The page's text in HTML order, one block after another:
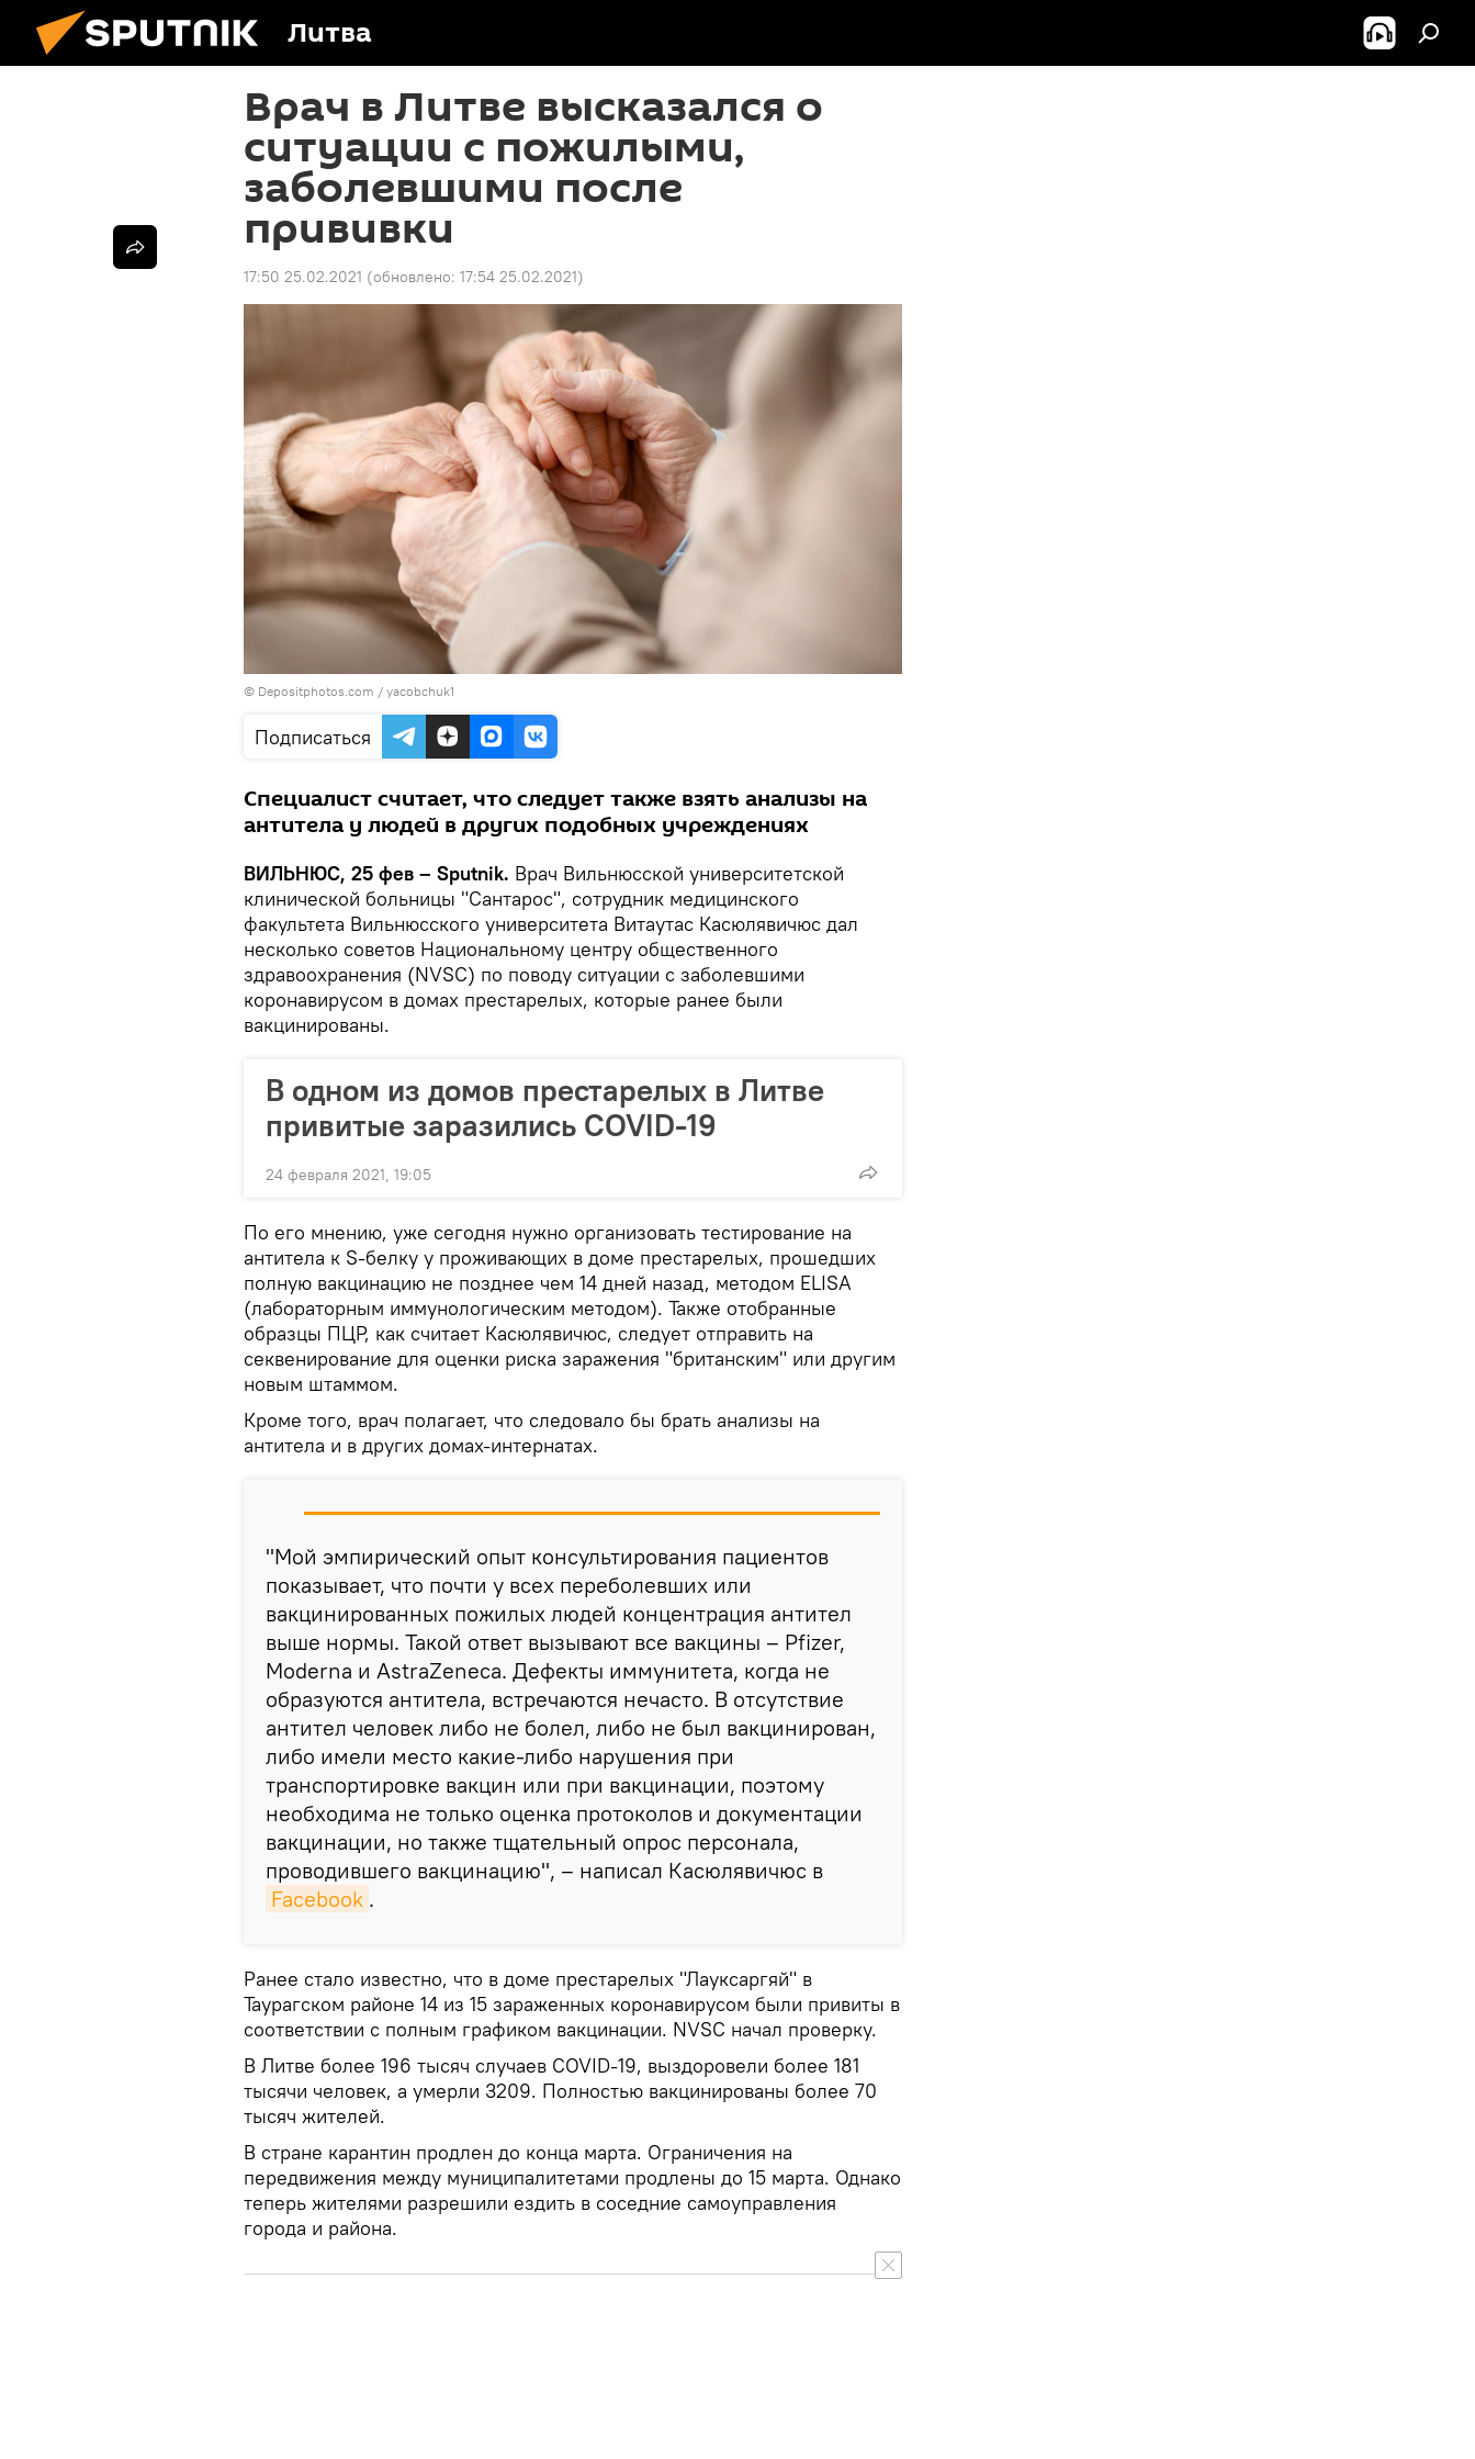
Литва
Врач в Литве высказался о
ситуации с пожилыми,
заболевшими после
прививки
17:50 25.02.2021 (обновлено: 17:54 25.02.2021)
© Depositphotos.com / yacobchuk1
Подписаться
Специалист считает, что следует также взять анализы на
антитела у людей в других подобных учреждениях
ВИЛЬНЮС, 25 фев – Sputnik. Врач Вильнюсской университетской
клинической больницы "Сантарос", сотрудник медицинского
факультета Вильнюсского университета Витаутас Касюлявичюс дал
несколько советов Национальному центру общественного
здравоохранения (NVSC) по поводу ситуации с заболевшими
коронавирусом в домах престарелых, которые ранее были
вакцинированы.
В одном из домов престарелых в Литве
привитые заразились COVID-19
24 февраля 2021, 19:05
По его мнению, уже сегодня нужно организовать тестирование на
антитела к S-белку у проживающих в доме престарелых, прошедших
полную вакцинацию не позднее чем 14 дней назад, методом ELISA
(лабораторным иммунологическим методом). Также отобранные
образцы ПЦР, как считает Касюлявичюс, следует отправить на
секвенирование для оценки риска заражения "британским" или другим
новым штаммом.
Кроме того, врач полагает, что следовало бы брать анализы на
антитела и в других домах-интернатах.
"Мой эмпирический опыт консультирования пациентов
показывает, что почти у всех переболевших или
вакцинированных пожилых людей концентрация антител
выше нормы. Такой ответ вызывают все вакцины – Pfizer,
Moderna и AstraZeneca. Дефекты иммунитета, когда не
образуются антитела, встречаются нечасто. В отсутствие
антител человек либо не болел, либо не был вакцинирован,
либо имели место какие-либо нарушения при
транспортировке вакцин или при вакцинации, поэтому
необходима не только оценка протоколов и документации
вакцинации, но также тщательный опрос персонала,
проводившего вакцинацию", – написал Касюлявичюс в
Facebook .
Ранее стало известно, что в доме престарелых "Лауксаргяй" в
Таурагском районе 14 из 15 зараженных коронавирусом были привиты в
соответствии с полным графиком вакцинации. NVSC начал проверку.
В Литве более 196 тысяч случаев COVID-19, выздоровели более 181
тысячи человек, а умерли 3209. Полностью вакцинированы более 70
тысяч жителей.
В стране карантин продлен до конца марта. Ограничения на
передвижения между муниципалитетами продлены до 15 марта. Однако
теперь жителями разрешили ездить в соседние самоуправления
города и района.